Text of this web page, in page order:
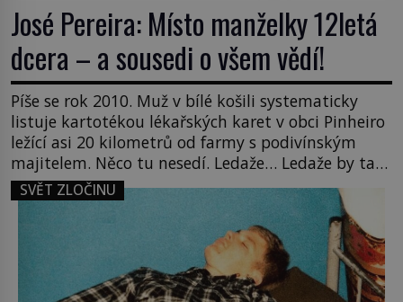
José Pereira: Místo manželky 12letá
dcera – a sousedi o všem vědí!
Píše se rok 2010. Muž v bílé košili systematicky
listuje kartotékou lékařských karet v obci Pinheiro
ležící asi 20 kilometrů od farmy s podivínským
majitelem. Něco tu nesedí. Ledaže… Ledaže by ta
mladá dívka z farmy byla ne manželkou, ale
dcerou – a všechny ty děti byly zplozené v incestu.
Na sociálním odboru jednoho z […]
SVĚT ZLOČINU